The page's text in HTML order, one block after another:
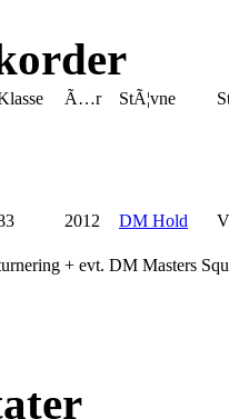
Ã…r StÃ¦vne
2012 DM Hold
+ evt. DM Masters